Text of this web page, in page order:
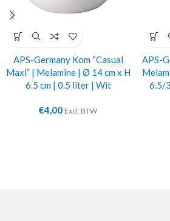
APS-Germany Kom “Casual
Maxi” | Melamine | Ø 14 cm x H
6.5 cm | 0.5 liter | Wit
€4,00 Excl. BTW
APS-
6.5/